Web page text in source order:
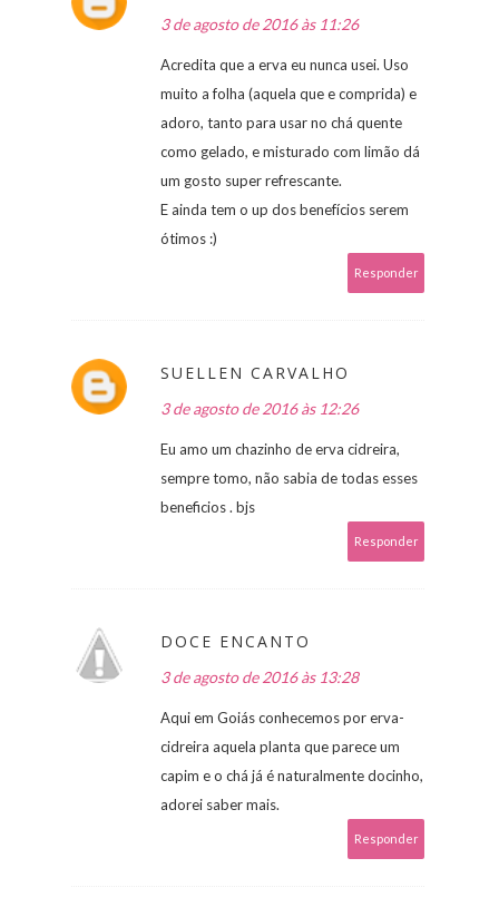
3 de agosto de 2016 às 11:26
Acredita que a erva eu nunca usei. Uso
muito a folha (aquela que e comprida) e
adoro, tanto para usar no chá quente
como gelado, e misturado com limão dá
um gosto super refrescante.
E ainda tem o up dos benefícios serem
ótimos :)
Responder
SUELLEN CARVALHO
3 de agosto de 2016 às 12:26
Eu amo um chazinho de erva cidreira,
sempre tomo, não sabia de todas esses
beneficios . bjs
Responder
DOCE ENCANTO
3 de agosto de 2016 às 13:28
Aqui em Goiás conhecemos por erva-
cidreira aquela planta que parece um
capim e o chá já é naturalmente docinho,
adorei saber mais.
Responder